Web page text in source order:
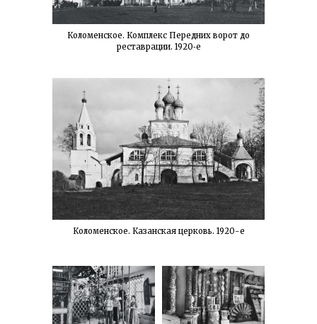
Коломенское. Комплекс Передних ворот до
реставрации. 1920‑е
Коломенское. Казанская церковь. 1920-е